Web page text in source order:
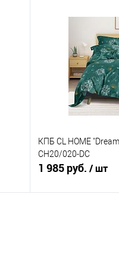
Купить в 1 клик
В избранное
КПБ CL HOME
CH20/020-DC
1 985 руб. / шт